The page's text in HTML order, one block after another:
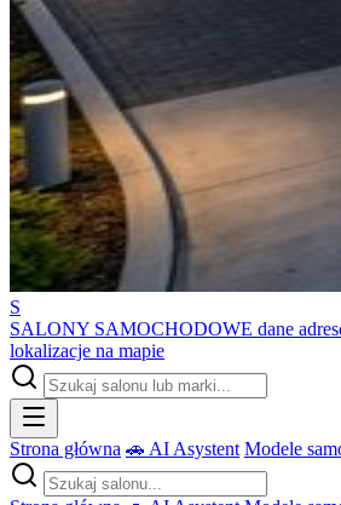
S
SALONY SAMOCHODOWE dane
lokalizacje na mapie
Strona główna 🚗 AI Asystent Modele